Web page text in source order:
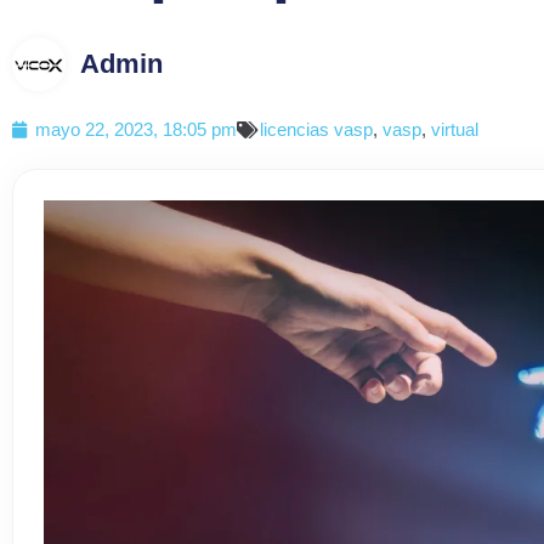
Admin
mayo 22, 2023, 18:05 pm licencias vasp, vasp, virtual